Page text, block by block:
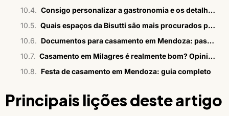
Consigo personalizar a gastronomia e os detalhes do meu destination wedding com a Bisutti?
Quais espaços da Bisutti são mais procurados para destination weddings?
Documentos para casamento em Mendoza: passo a passo em 2026
Casamento em Milagres é realmente bom? Opiniões sinceras
Festa de casamento em Mendoza: guia completo
Principais lições deste artigo